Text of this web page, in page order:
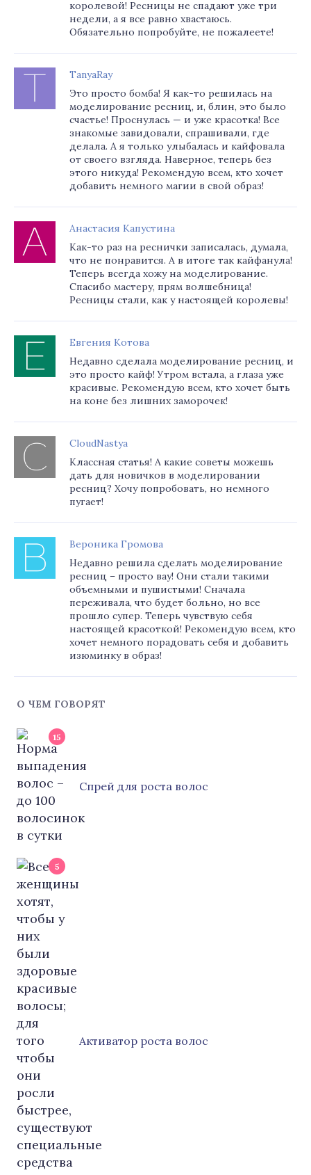
королевой! Ресницы не спадают уже три
недели, а я все равно хвастаюсь.
Обязательно попробуйте, не пожалеете!
TanyaRay
Это просто бомба! Я как-то решилась на
моделирование ресниц, и, блин, это было
счастье! Проснулась — и уже красотка! Все
знакомые завидовали, спрашивали, где
делала. А я только улыбалась и кайфовала
от своего взгляда. Наверное, теперь без
этого никуда! Рекомендую всем, кто хочет
добавить немного магии в свой образ!
Анастасия Капустина
Как-то раз на реснички записалась, думала,
что не понравится. А в итоге так кайфанула!
Теперь всегда хожу на моделирование.
Спасибо мастеру, прям волшебница!
Ресницы стали, как у настоящей королевы!
Евгения Котова
Недавно сделала моделирование ресниц, и
это просто кайф! Утром встала, а глаза уже
красивые. Рекомендую всем, кто хочет быть
на коне без лишних заморочек!
CloudNastya
Классная статья! А какие советы можешь
дать для новичков в моделировании
ресниц? Хочу попробовать, но немного
пугает!
Вероника Громова
Недавно решила сделать моделирование
ресниц – просто вау! Они стали такими
объемными и пушистыми! Сначала
переживала, что будет больно, но все
прошло супер. Теперь чувствую себя
настоящей красоткой! Рекомендую всем, кто
хочет немного порадовать себя и добавить
изюминку в образ!
О ЧЕМ ГОВОРЯТ
15
Cпрей для роста волос
5
Активатор роста волос